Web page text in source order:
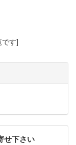
す]
せ下さい